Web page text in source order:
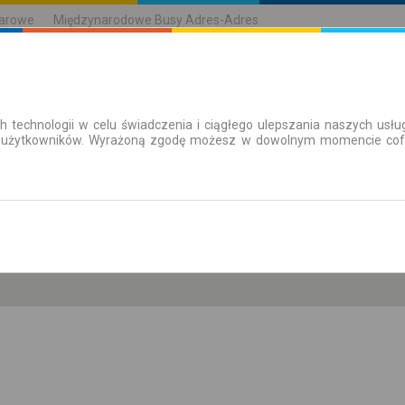
Międzynarodowe Busy Adres-Adres
| Bilety Bilety okresowe
technologii w celu świadczenia i ciągłego ulepszania naszych
Wyrażoną zgodę możesz w dowolnym momencie